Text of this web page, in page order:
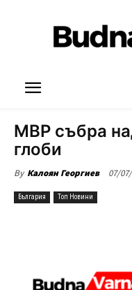
МВР събра
глоби
By Калоян Георгиев 07/
България Топ Новини